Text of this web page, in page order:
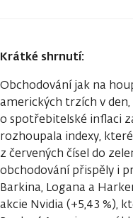
Krátké shrnutí:
Obchodování jak na
amerických trzích v
o spotřebitelské inflaci
rozhoupala indexy,
z červených čísel do
obchodování přispěly i
Barkina, Logana a
akcie Nvidia (+5,43 %),